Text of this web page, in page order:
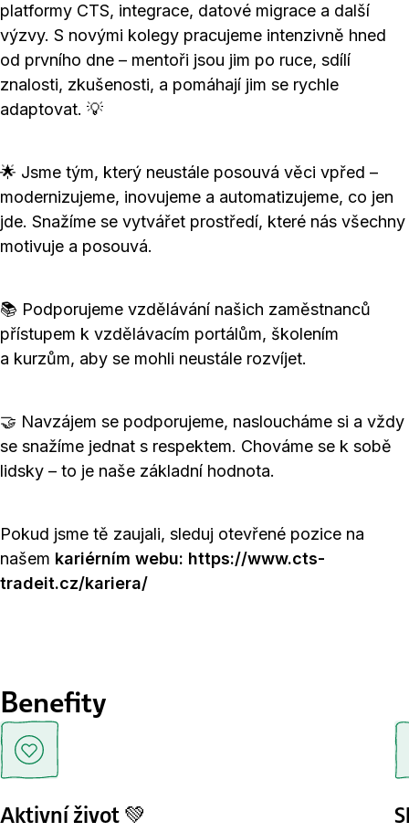
platformy CTS, integrace, datové migrace a další
výzvy. S novými kolegy pracujeme intenzivně hned
od prvního dne – mentoři jsou jim po ruce, sdílí
znalosti, zkušenosti, a pomáhají jim se rychle
adaptovat. 💡
🌟 Jsme tým, který neustále posouvá věci vpřed –
modernizujeme, inovujeme a automatizujeme, co jen
jde. Snažíme se vytvářet prostředí, které nás všechny
motivuje a posouvá.
📚 Podporujeme vzdělávání našich zaměstnanců
přístupem k vzdělávacím portálům, školením
a kurzům, aby se mohli neustále rozvíjet.
🤝 Navzájem se podporujeme, nasloucháme si a vždy
se snažíme jednat s respektem. Chováme se k sobě
lidsky – to je naše základní hodnota.
Pokud jsme tě zaujali, sleduj otevřené pozice na
našem kariérním webu: https://www.cts-
tradeit.cz/kariera/
Benefity
Aktivní život 💚